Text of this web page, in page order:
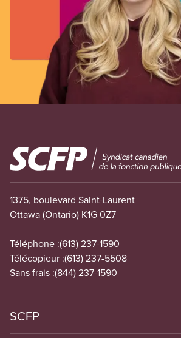
Image
1375, boulevard Saint-Laurent
Ottawa (Ontario) K1G 0Z7
Téléphone :(613) 237-1590
Télécopieur :(613) 237-5508
Sans frais :(844) 237-1590
SCFP